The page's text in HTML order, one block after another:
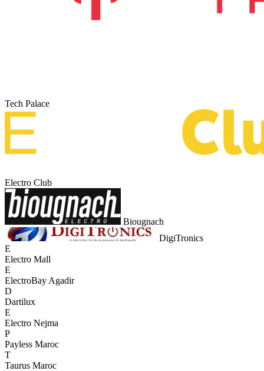
Tech Palace
Electro Club
Biougnach
DigiTronics
E
Electro Mall
E
ElectroBay Agadir
D
Dartilux
E
Electro Nejma
P
Payless Maroc
T
Taurus Maroc